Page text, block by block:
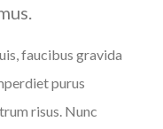
faucibus gravida
purus
risus. Nunc